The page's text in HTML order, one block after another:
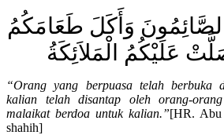
وَأَكَلَ طَعَامَكُمُ
عَلَيْكُمُ الْمَلاَئِكَةُ
“Orang yang berpuasa telah berbuka
kalian telah disantap oleh orang-
malaikat berdoa untuk kalian.”[HR. Abu
shahih]